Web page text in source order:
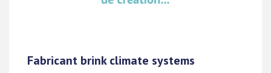
Fabricant brink climate systems